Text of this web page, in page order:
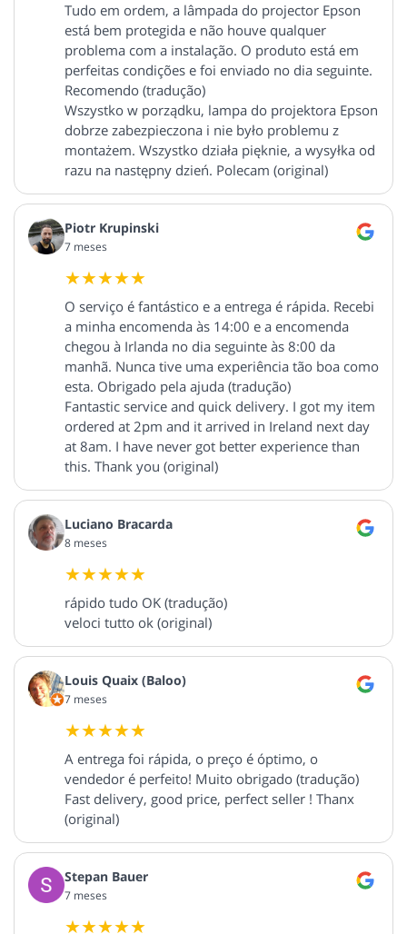
Tudo em ordem, a lâmpada do projector Epson
está bem protegida e não houve qualquer
problema com a instalação. O produto está em
perfeitas condições e foi enviado no dia seguinte.
Recomendo (tradução)
Wszystko w porządku, lampa do projektora Epson
dobrze zabezpieczona i nie było problemu z
montażem. Wszystko działa pięknie, a wysyłka od
razu na następny dzień. Polecam (original)
Piotr Krupinski
7 meses
O serviço é fantástico e a entrega é rápida. Recebi
a minha encomenda às 14:00 e a encomenda
chegou à Irlanda no dia seguinte às 8:00 da
manhã. Nunca tive uma experiência tão boa como
esta. Obrigado pela ajuda (tradução)
Fantastic service and quick delivery. I got my item
ordered at 2pm and it arrived in Ireland next day
at 8am. I have never got better experience than
this. Thank you (original)
Luciano Bracarda
8 meses
rápido tudo OK (tradução)
veloci tutto ok (original)
Louis Quaix (Baloo)
7 meses
A entrega foi rápida, o preço é óptimo, o
vendedor é perfeito! Muito obrigado (tradução)
Fast delivery, good price, perfect seller ! Thanx
(original)
Stepan Bauer
7 meses